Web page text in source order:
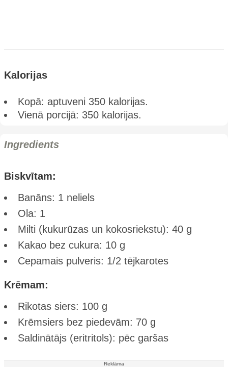
Kalorijas
Kopā: aptuveni 350 kalorijas.
Vienā porcijā: 350 kalorijas.
Ingredients
Biskvītam:
Banāns: 1 neliels
Ola: 1
Milti (kukurūzas un kokosriekstu): 40 g
Kakao bez cukura: 10 g
Cepamais pulveris: 1/2 tējkarotes
Krēmam:
Rikotas siers: 100 g
Krēmsiers bez piedevām: 70 g
Saldinātājs (eritritols): pēc garšas
Reklāma